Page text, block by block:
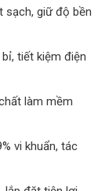
sạch, giữ độ bền
tiết kiệm điện
làm mềm
vi khuẩn, tác